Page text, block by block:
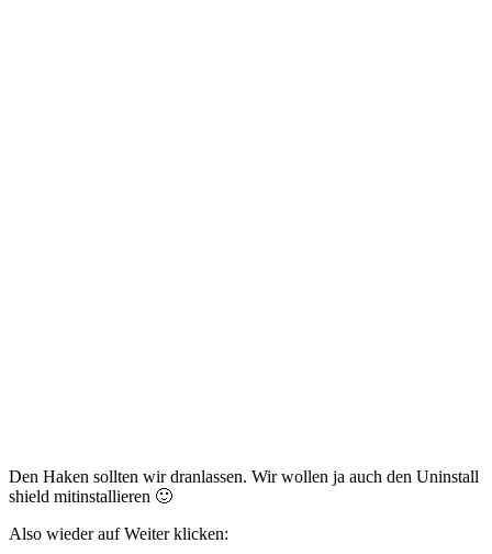
Den Haken sollten wir dranlassen. Wir wollen ja auch den Uninstall
shield mitinstallieren 🙂
Also wieder auf Weiter klicken: